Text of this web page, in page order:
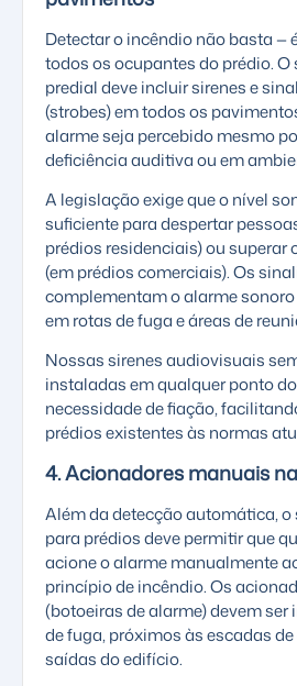
Detectar o incêndio não basta —
todos os ocupantes do prédio.
predial deve incluir sirenes e
(strobes) em todos os
alarme seja percebido mesmo
deficiência auditiva ou em
A legislação exige que o nível
suficiente para despertar
prédios residenciais) ou superar
(em prédios comerciais). Os
complementam o alarme
em rotas de fuga e áreas de
Nossas sirenes audiovisuais
instaladas em qualquer ponto
necessidade de fiação,
prédios existentes às normas
4. Acionadores manuais
Além da detecção automática,
para prédios deve permitir que
acione o alarme manualmente
princípio de incêndio. Os
(botoeiras de alarme) devem
de fuga, próximos às escadas
saídas do edifício.